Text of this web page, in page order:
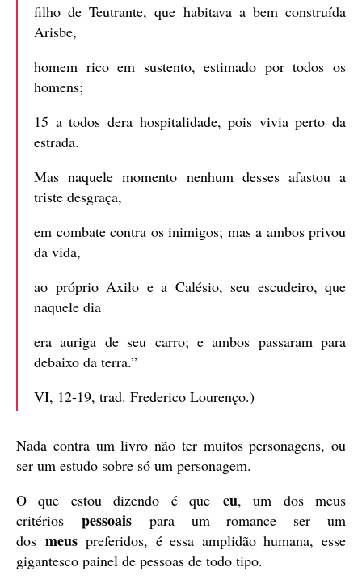
filho de Teutrante, que habitava a bem construída
Arisbe,
homem rico em sustento, estimado por todos os
homens;
15 a todos dera hospitalidade, pois vivia perto da
estrada.
Mas naquele momento nenhum desses afastou a
triste desgraça,
em combate contra os inimigos; mas a ambos privou
da vida,
ao próprio Axilo e a Calésio, seu escudeiro, que
naquele dia
era auriga de seu carro; e ambos passaram para
debaixo da terra.”
VI, 12-19, trad. Frederico Lourenço.)
Nada contra um livro não ter muitos personagens, ou
ser um estudo sobre só um personagem.
O que estou dizendo é que eu, um dos meus
critérios pessoaispara um romance ser um
dos meuspreferidos, é essa amplidão humana, esse
gigantesco painel de pessoas de todo tipo.